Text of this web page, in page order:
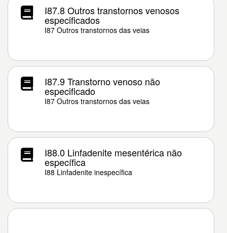
I87.8 Outros transtornos venosos
especificados
I87 Outros transtornos das veias
I87.9 Transtorno venoso não
especificado
I87 Outros transtornos das veias
I88.0 Linfadenite mesentérica não
específica
I88 Linfadenite inespecífica